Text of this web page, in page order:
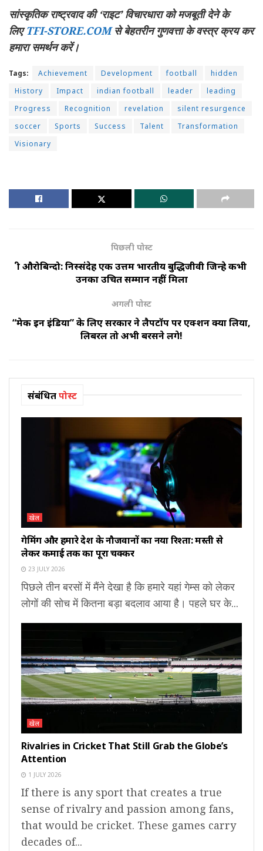
सांस्कृतिक राष्ट्रवाद की ‘राइट’ विचारधारा को मजबूती देने के
लिएTFI-STORE.COMसे बेहतरीन गुणवत्ता के वस्त्र क्रय कर
हमारा समर्थन करें।
Tags: Achievement Development football
hidden
History
Impact indian football leader
leading
Progress
Recognition revelation
silent resurgence
soccer
Sports Success Talent
Transformation
Visionary
पिछली पोस्ट
श्री औरोबिन्दो: निस्संदेह एक उत्तम भारतीय बुद्धिजीवी जिन्हे कभी
उनका उचित सम्मान नहीं मिला
अगली पोस्ट
“मेक इन इंडिया” के लिए सरकार ने लैपटॉप पर एक्शन क्या लिया,
लिबरल तो अभी बरसने लगे!
संबंधितपोस्ट
खेल
गेमिंग और हमारे देश के नौजवानों का नया रिश्ता: मस्ती से
लेकर कमाई तक का पूरा चक्कर
23 JULY 2026
पिछले तीन बरसों में मैंने देखा है कि हमारे यहां गेम्स को लेकर
लोगों की सोच में कितना बड़ा बदलाव आया है। पहले घर के...
खेल
Rivalries in Cricket That Still Grab the Globe’s
Attention
1 JULY 2026
If there is any sport that creates a true
sense of rivalry and passion among fans,
that would be cricket. These games carry
decades of...